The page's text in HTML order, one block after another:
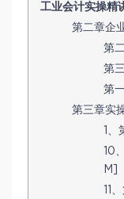
工业会计实操精
第二章企
第
第
第
第三章实
1、
10
M]
11